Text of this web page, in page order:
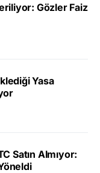
Gözler Faiz
Yasa
Satın Almıyor: